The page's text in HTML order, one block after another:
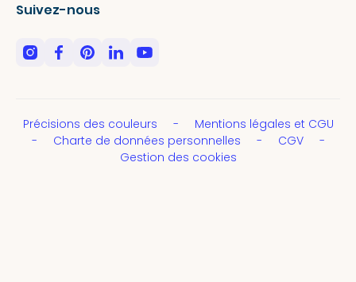
Suivez-nous
Précisions des couleurs
Mentions légales et CGU
Charte de données personnelles
CGV
Gestion des cookies